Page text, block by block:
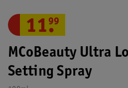
MCoBeauty Ultra
Setting Spray
11.
99